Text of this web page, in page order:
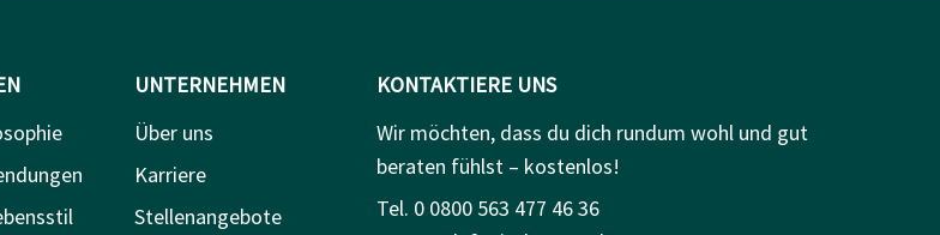
UNTERNEHMEN
Über uns
Karriere
Stellenangebote
KONTAKTIERE UNS
Wir möchten, dass du dich rundum wohl und gut
beraten fühlst – kostenlos!
Tel. 0 0800 563 477 46 36